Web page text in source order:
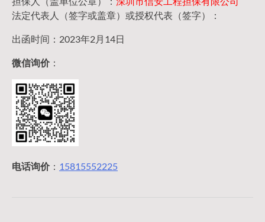
法定代表人（签字或盖章）或授权代表（签字）：
出函时间：2023年2月14日
微信询价：
电话询价： 15815552225